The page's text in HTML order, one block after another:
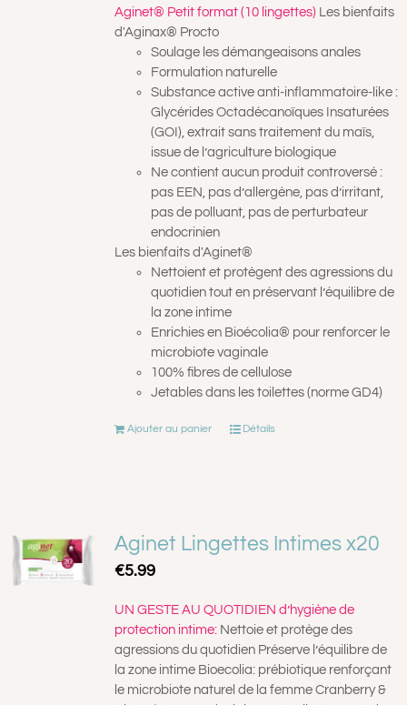
était :
€8.99.
est :
€7.99.
Aginet® Petit format (10 lingettes)Les bienfaits
d'Aginax® Procto
Soulage les démangeaisons anales
Formulation naturelle
Substance active anti-inflammatoire-like :
Glycérides Octadécanoïques Insaturées
(GOI), extrait sans traitement du maïs,
issue de l’agriculture biologique
Ne contient aucun produit controversé :
pas EEN, pas d’allergène, pas d’irritant,
pas de polluant, pas de perturbateur
endocrinien
Les bienfaits d'Aginet®
Nettoient et protègent des agressions du
quotidien tout en préservant l’équilibre de
la zone intime
Enrichies en Bioécolia® pour renforcer le
microbiote vaginale
100% fibres de cellulose
Jetables dans les toilettes (norme GD4)
Ajouter au panier Détails
Aginet Lingettes Intimes x20
€5.99
UN GESTE AU QUOTIDIEN d’hygiène de
protection intime:Nettoie et protège des
agressions du quotidien Préserve l’équilibre de
la zone intime Bioecolia: prébiotique renforçant
le microbiote naturel de la femme Cranberry &